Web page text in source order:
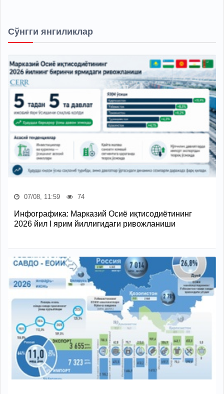
Сўнгги янгиликлар
07/08, 11:59 74
Инфографика: Марказий Осиё иқтисодиётининг
2026 йил I ярим йиллигидаги ривожланиши